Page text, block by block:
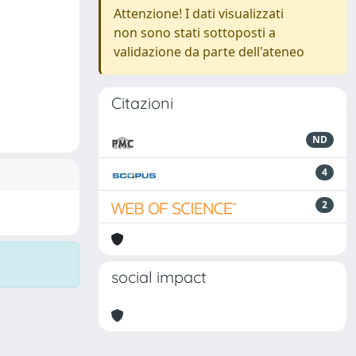
Attenzione! I dati visualizzati
non sono stati sottoposti a
validazione da parte dell'ateneo
Citazioni
ND
4
2
social impact